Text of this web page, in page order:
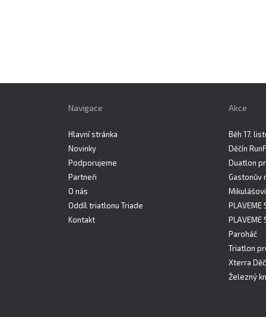
Navigace
Hlavní stránka
Novinky
Podporujeme
Partneři
O nás
Oddíl triatlonu Triade
Kontakt
Akce
Běh 17.
Děčín
Duatlon
Gastonův
PLAVEME
PLAVEME
Paroháč
Triatlon
Xterra
Železný